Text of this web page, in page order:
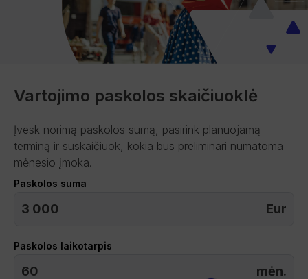
Vartojimo paskolos skaičiuoklė
Įvesk norimą paskolos sumą, pasirink planuojamą
terminą ir suskaičiuok, kokia bus preliminari numatoma
mėnesio įmoka.
Paskolos suma
Eur
Paskolos laikotarpis
mėn.